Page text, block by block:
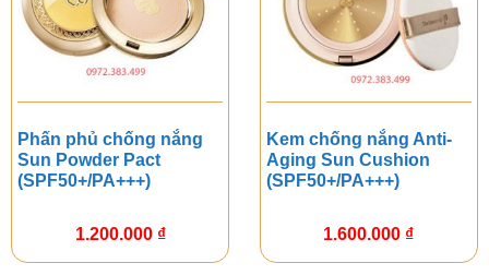
Phấn phủ chống nắng
Sun Powder Pact
(SPF50+/PA+++)
1.200.000 ₫
Kem chống nắng Anti-
Aging Sun Cushion
(SPF50+/PA+++)
1.600.000 ₫